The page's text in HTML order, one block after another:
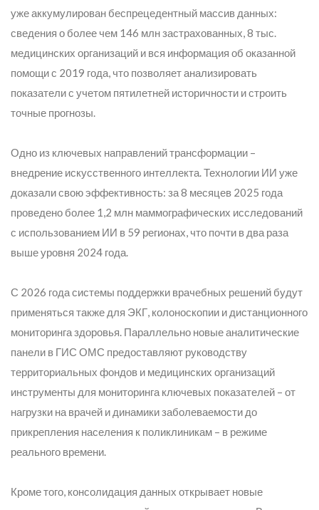
уже аккумулирован беспрецедентный массив данных:
сведения о более чем 146 млн застрахованных, 8 тыс.
медицинских организаций и вся информация об оказанной
помощи с 2019 года, что позволяет анализировать
показатели с учетом пятилетней историчности и строить
точные прогнозы.
Одно из ключевых направлений трансформации –
внедрение искусственного интеллекта. Технологии ИИ уже
доказали свою эффективность: за 8 месяцев 2025 года
проведено более 1,2 млн маммографических исследований
с использованием ИИ в 59 регионах, что почти в два раза
выше уровня 2024 года.
С 2026 года системы поддержки врачебных решений будут
применяться также для ЭКГ, колоноскопии и дистанционного
мониторинга здоровья. Параллельно новые аналитические
панели в ГИС ОМС предоставляют руководству
территориальных фондов и медицинских организаций
инструменты для мониторинга ключевых показателей – от
нагрузки на врачей и динамики заболеваемости до
прикрепления населения к поликлиникам – в режиме
реального времени.
Кроме того, консолидация данных открывает новые